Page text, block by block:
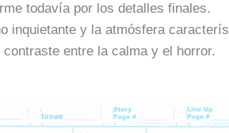
todavía por los detalles finales.
inquietante y la atmósfera
entre la calma y el horror.